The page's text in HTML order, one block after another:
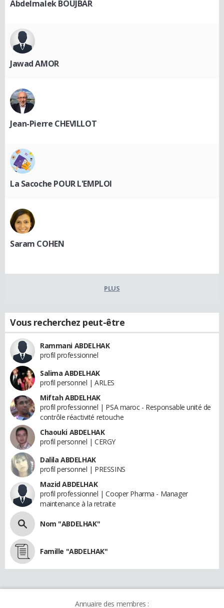
Abdelmalek BOUJBAR
Jawad AMOR
Jean-Pierre CHEVILLOT
La Sacoche POUR L'EMPLOI
Saram COHEN
PLUS
Vous recherchez peut-être
Rammani ABDELHAK
profil professionnel
Salima ABDELHAK
profil personnel | ARLES
Miftah ABDELHAK
profil professionnel | PSA maroc - Responsable unité de
contrôle réactivité retouche
Chaouki ABDELHAK
profil personnel | CERGY
Dalila ABDELHAK
profil personnel | PRESSINS
Mazid ABDELHAK
profil professionnel | Cooper Pharma - Manager
maintenance à la retraite
Nom "ABDELHAK"
Famille "ABDELHAK"
Annuaire des membres :